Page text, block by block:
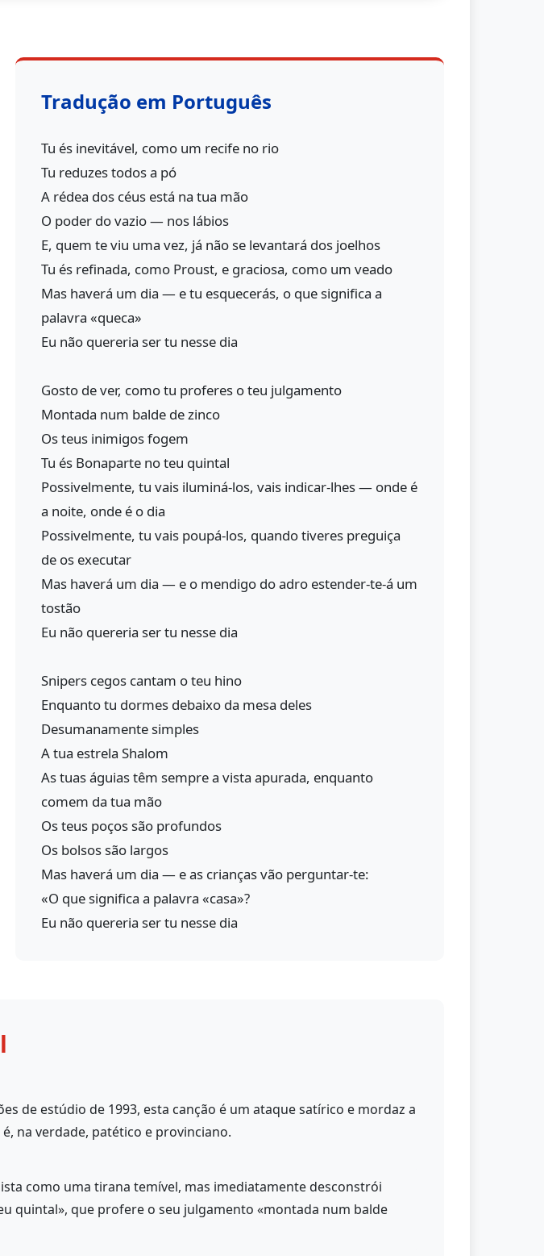
Tradução em Português
Tu és inevitável, como um recife no rio
Tu reduzes todos a pó
A rédea dos céus está na tua mão
O poder do vazio — nos lábios
E, quem te viu uma vez, já não se levantará dos joelhos
Tu és refinada, como Proust, e graciosa, como um veado
Mas haverá um dia — e tu esquecerás, o que significa a
palavra «queca»
Eu não quereria ser tu nesse dia
Gosto de ver, como tu proferes o teu julgamento
Montada num balde de zinco
Os teus inimigos fogem
Tu és Bonaparte no teu quintal
Possivelmente, tu vais iluminá-los, vais indicar-lhes — onde é
a noite, onde é o dia
Possivelmente, tu vais poupá-los, quando tiveres preguiça
de os executar
Mas haverá um dia — e o mendigo do adro estender-te-á um
tostão
Eu não quereria ser tu nesse dia
Snipers cegos cantam o teu hino
Enquanto tu dormes debaixo da mesa deles
Desumanamente simples
A tua estrela Shalom
As tuas águias têm sempre a vista apurada, enquanto
comem da tua mão
Os teus poços são profundos
Os bolsos são largos
Mas haverá um dia — e as crianças vão perguntar-te:
«O que significa a palavra «casa»?
Eu não quereria ser tu nesse dia
de estúdio de 1993, esta canção é um ataque satírico e mordaz a
na verdade, patético e provinciano.
como uma tirana temível, mas imediatamente desconstrói
quintal», que profere o seu julgamento «montada num balde